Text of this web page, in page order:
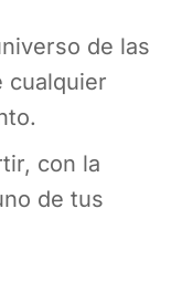
de las
cualquier
con la
de tus